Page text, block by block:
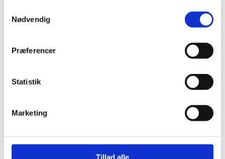
Nødvendig
Præferencer
Statistik
Marketing
Tillad alle
Huslejenævnet sammenligner din husleje med lignende lejemål i
Hvilke typer sager behandler Huslejenævnet?
Nævnet behandler tvister mellem lejere og udlejere i private lejemål,
herunder spørgsmål om huslejens størrelse, vedligeholdelsespligt og
Hvordan indbringer jeg en sag for Huslejenævnet?
Du skal indsende en skriftlig klage med relevant dokumentation og
betale et gebyr på 367 kr. (2026).